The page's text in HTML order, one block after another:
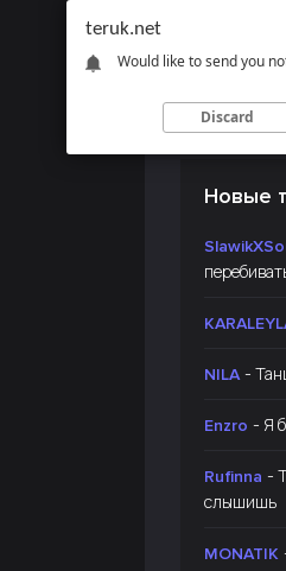
Новые
NILA -
Enzro - Я
Rufinna -
слышишь
MONATIK
teruk.net
Would like to send you
Discard